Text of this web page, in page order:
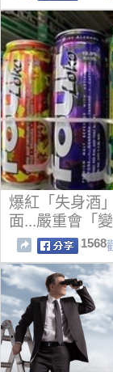
爆紅「失身酒
面...嚴重會「
1568